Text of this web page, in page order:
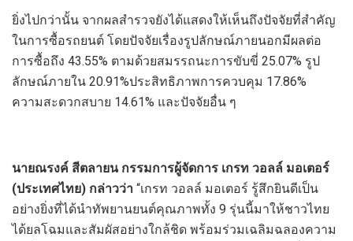
ยิ่งไปกว่านั้น จากผลสำรวจยังได้แสดงให้เห็นถึงปัจจัยที่สำคัญ
ในการซื้อรถยนต์ โดยปัจจัยเรื่องรูปลักษณ์ภายนอกมีผลต่อ
การซื้อถึง 43.55% ตามด้วยสมรรถนะการขับขี่ 25.07% รูป
ลักษณ์ภายใน 20.91%ประสิทธิภาพการควบคุม 17.86%
ความสะดวกสบาย 14.61% และปัจจัยอื่น ๆ
นายณรงค์ สีตลายน กรรมการผู้จัดการ เกรท วอลล์ มอเตอร์
(ประเทศไทย) กล่าวว่า “เกรท วอลล์ มอเตอร์ รู้สึกยินดีเป็น
อย่างยิ่งที่ได้นำทัพยานยนต์คุณภาพทั้ง 9 รุ่นนี้มาให้ชาวไทย
ได้ยลโฉมและสัมผัสอย่างใกล้ชิด พร้อมร่วมเฉลิมฉลองความ